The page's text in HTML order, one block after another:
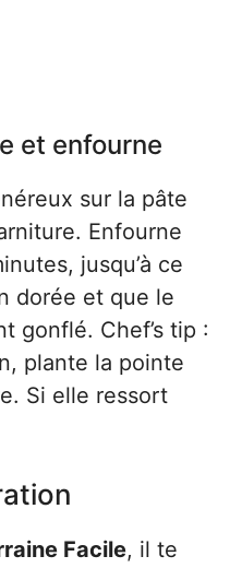
et enfourne
sur la pâte
Enfourne
jusqu’à ce
dorée et que le
gonflé. Chef’s tip :
plante la pointe
Si elle ressort
Facile, il te